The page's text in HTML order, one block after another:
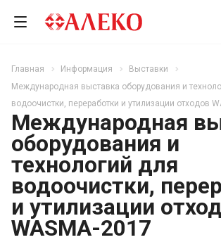
Главная Информация
Выставки
Международная выставка оборудования и
водоочистки, переработки и утилизации отходов
Международная
оборудования и
технологий для
водоочистки,
и утилизации
WASMA-2017